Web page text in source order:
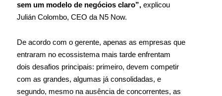
sem um modelo de negócios claro”, explicou
Julián Colombo, CEO da N5 Now.
De acordo com o gerente, apenas as empresas que
entraram no ecossistema mais tarde enfrentam
dois desafios principais: primeiro, devem competir
com as grandes, algumas já consolidadas, e
segundo, mesmo na ausência de concorrentes, as